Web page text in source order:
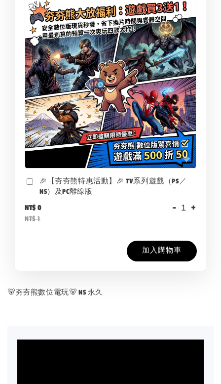
🎉【夯夯熊特惠活動】🎉 TV系列遊戲（PS／
NS）及PC離線版
NT$ 0
NT$ 1
- +
加入購物車
🐻夯夯熊數位電玩🐻 NS 永久